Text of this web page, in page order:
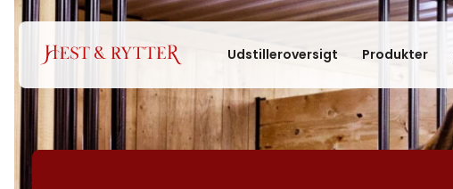
Udstilleroversigt Produkter